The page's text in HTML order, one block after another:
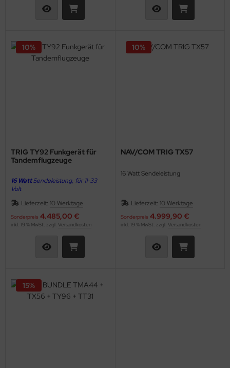
TRIG TY92 Funkgerät für
Tandemflugzeuge
16 WattSendeleistung, für 11-33
Volt
Lieferzeit: 10 Werktage
Sonderpreis 4.485,00 €
10%
inkl. 19 % MwSt. zzgl. Versandkosten
NAV/COM TRIG TX57
16 Watt Sendeleistung
Lieferzeit: 10 Werktage
Sonderpreis 4.999,90 €
10%
inkl. 19 % MwSt. zzgl. Versandkosten
15%